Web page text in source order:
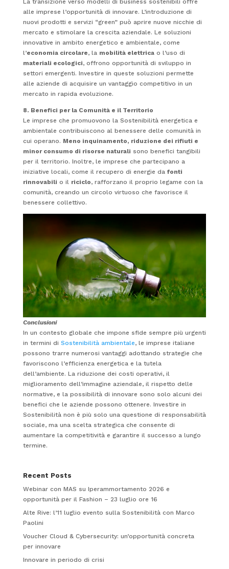
La transizione verso modelli di business sostenibili offre
alle imprese l’opportunità di innovare. L’introduzione di
nuovi prodotti e servizi “green” può aprire nuove nicchie di
mercato e stimolare la crescita aziendale. Le soluzioni
innovative in ambito energetico e ambientale, come
l’economia circolare, la mobilità elettricao l’uso di
materiali ecologici, offrono opportunità di sviluppo in
settori emergenti. Investire in queste soluzioni permette
alle aziende di acquisire un vantaggio competitivo in un
mercato in rapida evoluzione.
8. Benefici per la Comunità e il Territorio
Le imprese che promuovono la Sostenibilità energetica e
ambientale contribuiscono al benessere delle comunità in
cui operano. Meno inquinamento, riduzione dei rifiuti e
minor consumo di risorse naturali sono benefici tangibili
per il territorio. Inoltre, le imprese che partecipano a
iniziative locali, come il recupero di energie da fonti
rinnovabili o il riciclo, rafforzano il proprio legame con la
comunità, creando un circolo virtuoso che favorisce il
benessere collettivo.
Conclusioni
In un contesto globale che impone sfide sempre più urgenti
in termini di Sostenibilità ambientale, le imprese italiane
possono trarre numerosi vantaggi adottando strategie che
favoriscono l’efficienza energetica e la tutela
dell’ambiente. La riduzione dei costi operativi, il
miglioramento dell’immagine aziendale, il rispetto delle
normative, e la possibilità di innovare sono solo alcuni dei
benefici che le aziende possono ottenere. Investire in
Sostenibilità non è più solo una questione di responsabilità
sociale, ma una scelta strategica che consente di
aumentare la competitività e garantire il successo a lungo
termine.
Recent Posts
Webinar con MAS su Iperammortamento 2026 e
opportunità per il Fashion – 23 luglio ore 16
Alte Rive: l’11 luglio evento sulla Sostenibilità con Marco
Paolini
Voucher Cloud & Cybersecurity: un’opportunità concreta
per innovare
Innovare in periodo di crisi